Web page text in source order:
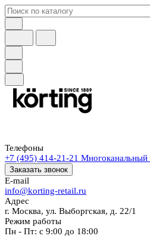
Телефоны
+7 (495) 414-21-21 Многоканальный
Заказать звонок
E-mail
info@korting-retail.ru
Адрес
г. Москва, ул. Выборгская, д. 22/1
Режим работы
Пн - Пт: с 9:00 до 18:00